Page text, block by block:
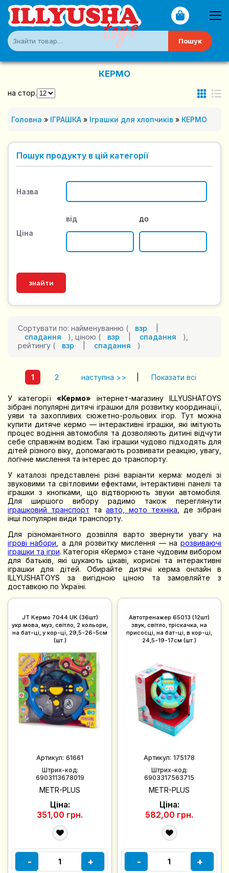
Пошук
КЕРМО
на стор.
Головна » ІГРАШКА » Іграшки для хлопчиків » КЕРМО
Пошук продукту в цій категорії
Назва
Ціна
від до
Сортувати по: найменуванню ( взр
спадання
), ціною ( взр спадання
),
рейтингу (
взр спадання )
1 2 наступна >> Показати всі
У категорії «Кермо» інтернет-магазину ILLYUSHATOYS
зібрані популярні дитячі іграшки для розвитку координації,
уяви та захопливих сюжетно-рольових ігор. Тут можна
купити дитяче кермо — інтерактивні іграшки, які імітують
процес водіння автомобіля та дозволяють дитині відчути
себе справжнім водієм. Такі іграшки чудово підходять для
дітей різного віку, допомагають розвивати реакцію, увагу,
логічне мислення та інтерес до транспорту.
У каталозі представлені різні варіанти керма: моделі зі
звуковими та світловими ефектами, інтерактивні панелі та
іграшки з кнопками, що відтворюють звуки автомобіля.
Для ширшого вибору радимо також переглянути
іграшковий транспорт та авто, мото техніка , де зібрані
інші популярні види транспорту.
Для різноманітного дозвілля варто звернути увагу на
ігрові набори , а для розвитку мислення — на розвиваючі
іграшки та ігри. Категорія «Кермо» стане чудовим вибором
для батьків, які шукають цікаві, корисні та інтерактивні
іграшки для дітей. Обирайте дитячі керма онлайн в
ILLYUSHATOYS за вигідною ціною та замовляйте з
доставкою по Україні.
JT Кермо 7044 UK (36шт)
укр.мова, муз, світло, 2 кольори,
на бат-ці, у кор-ці, 29,5-26-5см
(шт.)
Артикул: 61661
Штрих-код:
6903113678019
METR-PLUS
Ціна:
351,00 грн.
- +
Автотренажер 65013 (12шт)
звук, світло, тріскачка, на
присосці, на бат-ці, в кор-ці,
24,5-19-17см (шт.)
Артикул: 175178
Штрих-код:
6903317563715
METR-PLUS
Ціна:
582,00 грн.
- +